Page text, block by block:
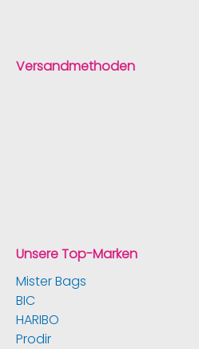
Versandmethoden
Unsere Top-Marken
Mister Bags
BIC
HARIBO
Prodir